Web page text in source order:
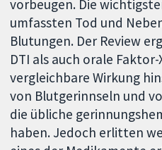
vorbeugen. Die
umfassten Tod und
Blutungen. Der Review
DTI als auch orale
vergleichbare Wirkung
von Blutgerinnseln und
die übliche
haben. Jedoch erlitten